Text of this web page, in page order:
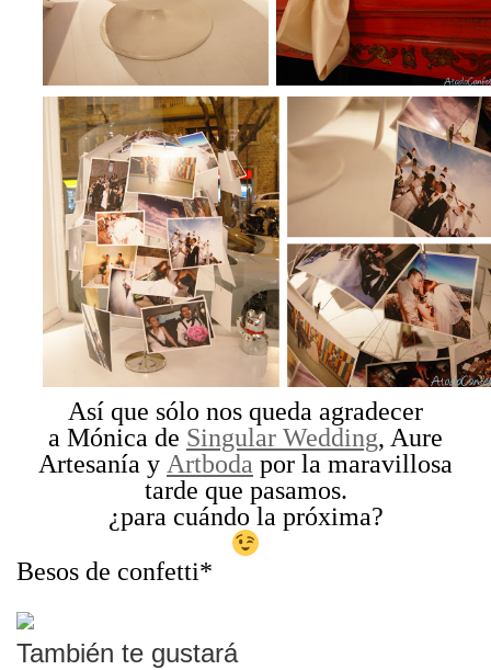
Así que sólo nos queda agradecer
a Mónica de Singular Wedding, Aure
Artesanía y Artboda por la maravillosa
tarde que pasamos.
¿para cuándo la próxima?
Besos de confetti*
También te gustará